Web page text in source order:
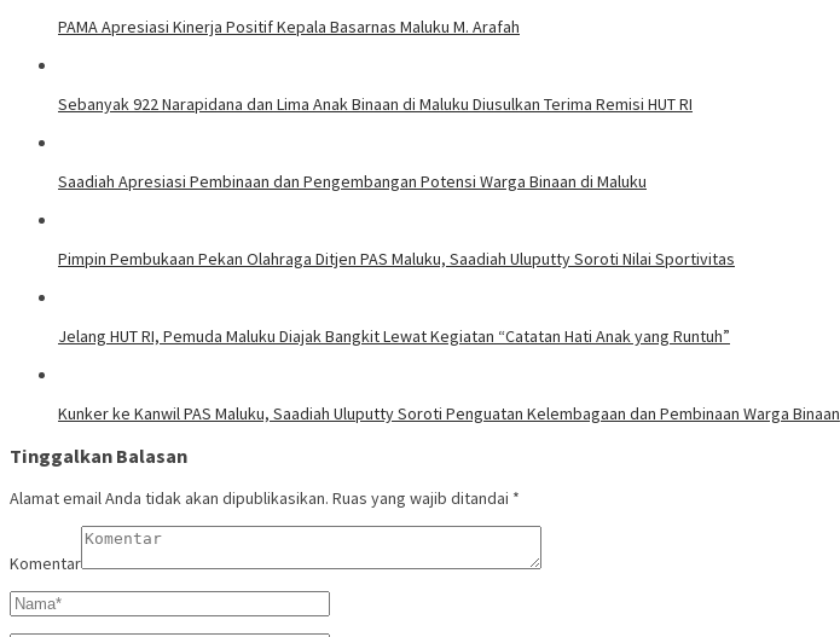
PAMA Apresiasi Kinerja Positif Kepala Basarnas Maluku M. Arafah
Sebanyak 922 Narapidana dan Lima Anak Binaan di Maluku Diusulkan Terima Remisi HUT RI
Saadiah Apresiasi Pembinaan dan Pengembangan Potensi Warga Binaan di Maluku
Pimpin Pembukaan Pekan Olahraga Ditjen PAS Maluku, Saadiah Uluputty Soroti Nilai Sportivitas
Jelang HUT RI, Pemuda Maluku Diajak Bangkit Lewat Kegiatan “Catatan Hati Anak yang Runtuh”
Kunker ke Kanwil PAS Maluku, Saadiah Uluputty Soroti Penguatan Kelembagaan dan Pembinaan Warga Binaan
Tinggalkan Balasan
Alamat email Anda tidak akan dipublikasikan. Ruas yang wajib ditandai *
Komentar